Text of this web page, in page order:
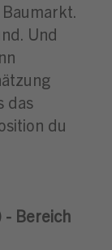
Und
das
du
Bereich